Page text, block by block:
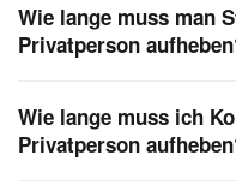
Wie lange muss man
Privatperson
Wie lange muss ich
Privatperson